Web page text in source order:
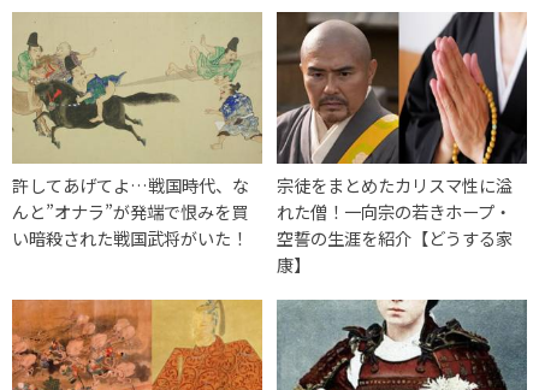
許してあげてよ…戦国時代、な
んと”オナラ”が発端で恨みを買
い暗殺された戦国武将がいた！
宗徒をまとめたカリスマ性に溢
れた僧！一向宗の若きホープ・
空誓の生涯を紹介【どうする家
康】